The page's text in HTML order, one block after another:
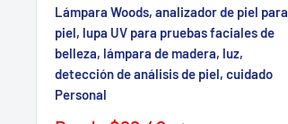
Lámpara Woods, analizador de piel para
piel, lupa UV para pruebas faciales de
belleza, lámpara de madera, luz,
detección de análisis de piel, cuidado
Personal